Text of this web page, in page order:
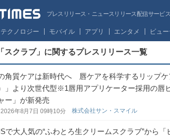
プレスリリース・ニュースリリース配信サービ
テクノロジー モバイル アプリ エンタメ ビュ
「スクラブ」に関するプレスリリース一覧
角質ケアは新時代へ 唇ケアを科学するリップ
」より次世代型※1唇用アプリケーター採用の唇
ー」が新発売
2026年8月7日 09時10分 株式会社サン・スマイル
で大人気の“ふわとろ生クリームスクラブ”から